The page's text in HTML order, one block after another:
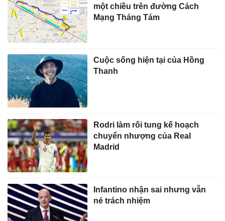
một chiều trên đường Cách
Mạng Tháng Tám
Cuộc sống hiện tại của Hồng
Thanh
Rodri làm rối tung kế hoạch
chuyển nhượng của Real
Madrid
Infantino nhận sai nhưng vẫn
né trách nhiệm